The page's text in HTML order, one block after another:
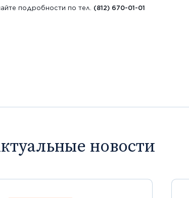
подробности по тел. (812) 670-01-01
новости